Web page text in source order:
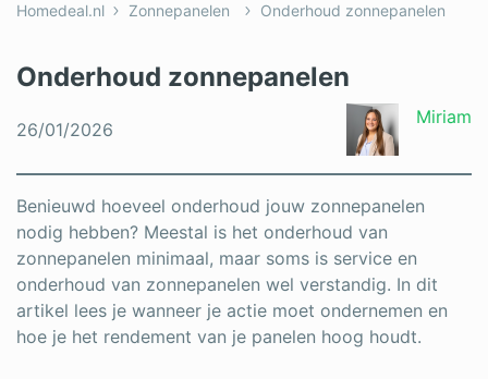
Overige projecten
Homedeal.nl Zonnepanelen Onderhoud zonnepanelen
Onderhoud zonnepanelen
26/01/2026
Miriam
Benieuwd hoeveel onderhoud jouw zonnepanelen
nodig hebben? Meestal is het onderhoud van
zonnepanelen minimaal, maar soms is service en
onderhoud van zonnepanelen wel verstandig. In dit
artikel lees je wanneer je actie moet ondernemen en
hoe je het rendement van je panelen hoog houdt.